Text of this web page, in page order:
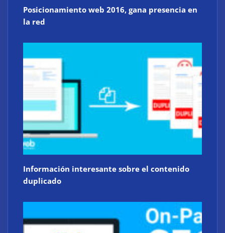
Posicionamiento web 2016, gana presencia en
la red
Información interesante sobre el contenido
duplicado